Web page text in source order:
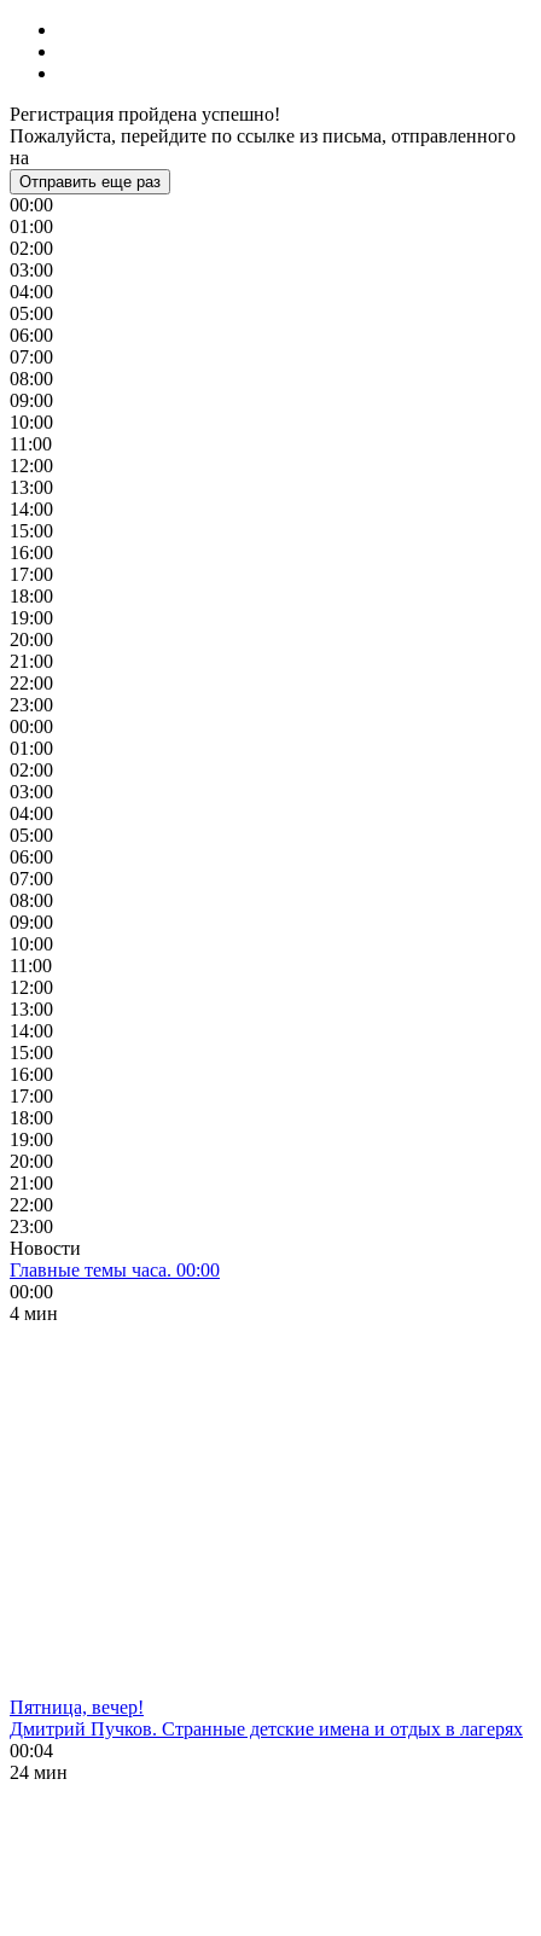
Регистрация пройдена успешно!
Пожалуйста, перейдите по ссылке из письма, отправленного
на
Отправить еще раз
00:00
01:00
02:00
03:00
04:00
05:00
06:00
07:00
08:00
09:00
10:00
11:00
12:00
13:00
14:00
15:00
16:00
17:00
18:00
19:00
20:00
21:00
22:00
23:00
00:00
01:00
02:00
03:00
04:00
05:00
06:00
07:00
08:00
09:00
10:00
11:00
12:00
13:00
14:00
15:00
16:00
17:00
18:00
19:00
20:00
21:00
22:00
23:00
Новости
Главные темы часа. 00:00
00:00
4 мин
Пятница, вечер!
Дмитрий Пучков. Странные детские имена и отдых в лагерях
00:04
24 мин